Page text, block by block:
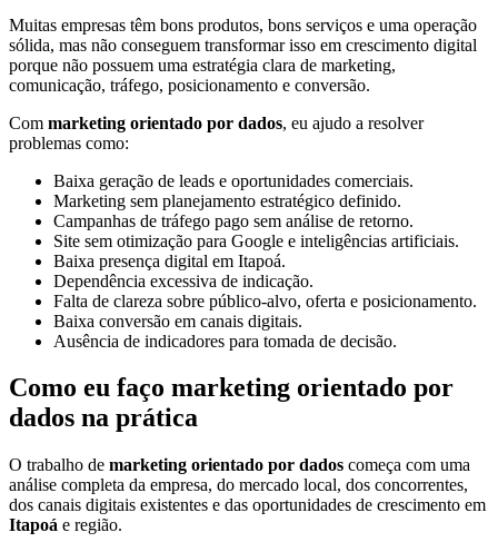
Muitas empresas têm bons produtos, bons serviços e uma operação
sólida, mas não conseguem transformar isso em crescimento digital
porque não possuem uma estratégia clara de marketing,
comunicação, tráfego, posicionamento e conversão.
Com marketing orientado por dados, eu ajudo a resolver
problemas como:
Baixa geração de leads e oportunidades comerciais.
Marketing sem planejamento estratégico definido.
Campanhas de tráfego pago sem análise de retorno.
Site sem otimização para Google e inteligências artificiais.
Baixa presença digital em Itapoá.
Dependência excessiva de indicação.
Falta de clareza sobre público-alvo, oferta e posicionamento.
Baixa conversão em canais digitais.
Ausência de indicadores para tomada de decisão.
Como eu faço marketing orientado por
dados na prática
O trabalho de marketing orientado por dados começa com uma
análise completa da empresa, do mercado local, dos concorrentes,
dos canais digitais existentes e das oportunidades de crescimento em
Itapoá e região.